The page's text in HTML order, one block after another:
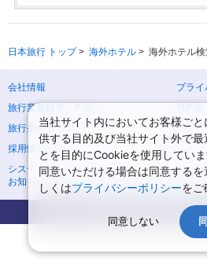
日本旅行 トップ> 海外ホテル > 海外ホテル
会社情報
プラ
旅行業登録票・約款
旅行条件書
ニュー
採用情報
サイ
システムメンテナンスの
お知らせ
Copyright © NIPPON TRAVEL AGENCY
当社サイト内においてお客様ご
供する目的及び当社サイト外で最
とを目的にCookieを使用してい
同意いただける場合は同意する
しくはプライバシーポリシーをご
同意しない